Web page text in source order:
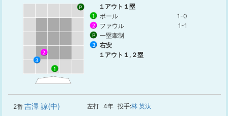
1
2
P
3
１アウト１塁
1 ボール 1-0
2 ファウル 1-1
P 一塁牽制
3
右安
１アウト１,２塁
2番 吉澤 諒(中) 左打 4年 投手:林 英汰